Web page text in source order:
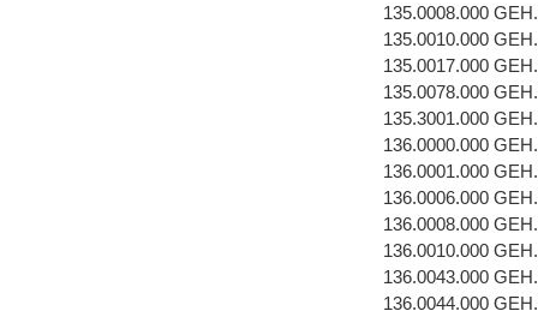
135.0008.000
135.0010.000
135.0017.000
135.0078.000
135.3001.000
136.0000.000
136.0001.000
136.0006.000
136.0008.000
136.0010.000
136.0043.000
136.0044.000